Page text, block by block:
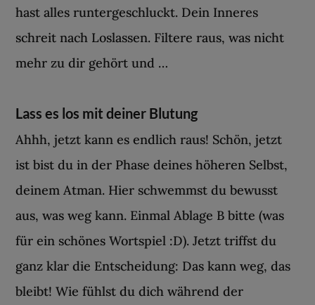
hast alles runtergeschluckt. Dein Inneres
schreit nach Loslassen. Filtere raus, was nicht
mehr zu dir gehört und …
Lass es los mit deiner Blutung
Ahhh, jetzt kann es endlich raus! Schön, jetzt
ist bist du in der Phase deines höheren Selbst,
deinem Atman. Hier schwemmst du bewusst
aus, was weg kann. Einmal Ablage B bitte (was
für ein schönes Wortspiel :D). Jetzt triffst du
ganz klar die Entscheidung: Das kann weg, das
bleibt! Wie fühlst du dich während der